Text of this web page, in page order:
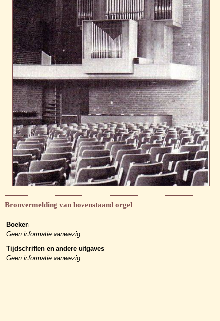
Bronvermelding van bovenstaand orgel
Boeken
Geen informatie aanwezig
Tijdschriften en andere uitgaves
Geen informatie aanwezig